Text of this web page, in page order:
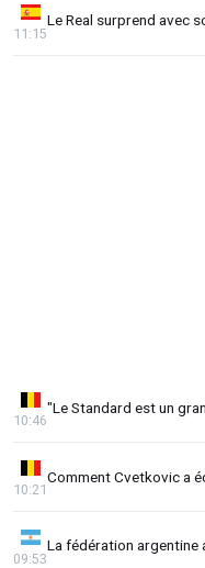
Le Real surprend avec
11:15
"Le Standard est un
10:46
Comment Cvetkovic a
10:21
La fédération argentine
09:53